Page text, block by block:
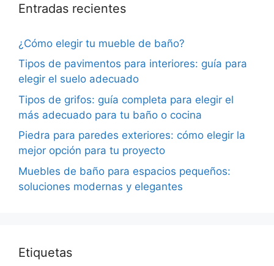
Entradas recientes
¿Cómo elegir tu mueble de baño?
Tipos de pavimentos para interiores: guía para
elegir el suelo adecuado
Tipos de grifos: guía completa para elegir el
más adecuado para tu baño o cocina
Piedra para paredes exteriores: cómo elegir la
mejor opción para tu proyecto
Muebles de baño para espacios pequeños:
soluciones modernas y elegantes
Etiquetas